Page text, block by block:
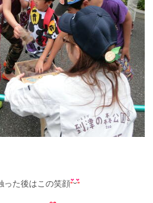
った後はこの笑顔